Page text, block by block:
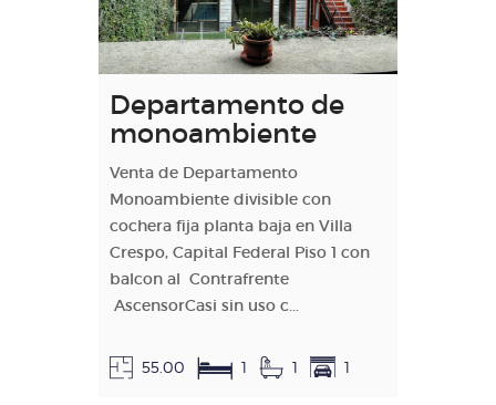
Departamento de
monoambiente
Venta de Departamento
Monoambiente divisible con
cochera fija planta baja en Villa
Crespo, Capital Federal Piso 1 con
balcon al Contrafrente
AscensorCasi sin uso c...
55.00 1 1 1